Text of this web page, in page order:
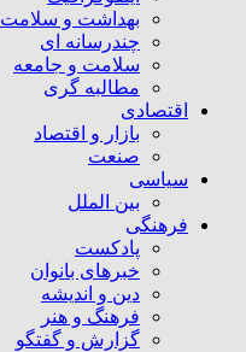
بهداشت و سلامت
چندرسانه ای
سلامت و جامعه
مطالبه گری
اقتصادی
بازار و اقتصاد
صنعت
سیاسی
بین الملل
فرهنگی
پادکست
خبرهای بانوان
دین و اندیشه
فرهنگ و هنر
گزارش و گفتگو